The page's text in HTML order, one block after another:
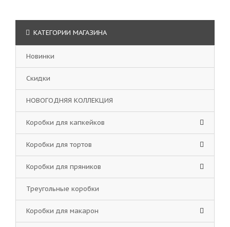
КАТЕГОРИИ МАГАЗИНА
Новинки
Скидки
НОВОГОДНЯЯ КОЛЛЕКЦИЯ
Коробки для капкейков
Коробки для тортов
Коробки для пряников
Треугольные коробки
Коробки для макарон